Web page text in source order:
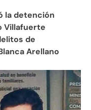
la detención
Villafuerte
de
Arellano